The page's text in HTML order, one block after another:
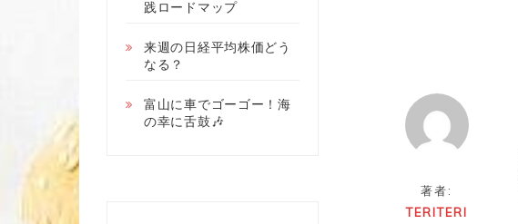
著者:
TERITERI
践ロードマップ
来週の日経平均株価どう
なる？
富山に車でゴーゴー！海
の幸に舌鼓🎶